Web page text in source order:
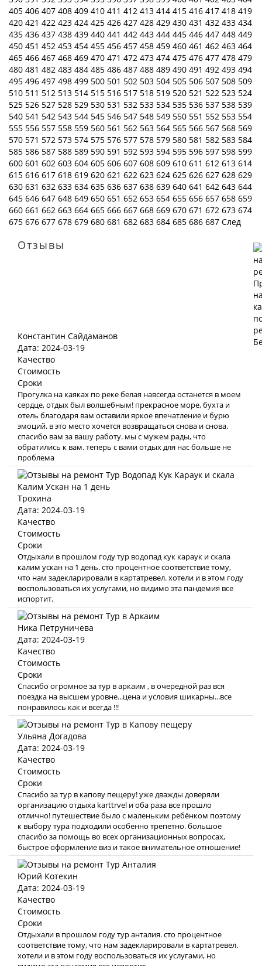
405 406 407 408 409 410 411 412 413 414 415 416 417 418 419
420 421 422 423 424 425 426 427 428 429 430 431 432 433 434
435 436 437 438 439 440 441 442 443 444 445 446 447 448 449
450 451 452 453 454 455 456 457 458 459 460 461 462 463 464
465 466 467 468 469 470 471 472 473 474 475 476 477 478 479
480 481 482 483 484 485 486 487 488 489 490 491 492 493 494
495 496 497 498 499 500 501 502 503 504 505 506 507 508 509
510 511 512 513 514 515 516 517 518 519 520 521 522 523 524
525 526 527 528 529 530 531 532 533 534 535 536 537 538 539
540 541 542 543 544 545 546 547 548 549 550 551 552 553 554
555 556 557 558 559 560 561 562 563 564 565 566 567 568 569
570 571 572 573 574 575 576 577 578 579 580 581 582 583 584
585 586 587 588 589 590 591 592 593 594 595 596 597 598 599
600 601 602 603 604 605 606 607 608 609 610 611 612 613 614
615 616 617 618 619 620 621 622 623 624 625 626 627 628 629
630 631 632 633 634 635 636 637 638 639 640 641 642 643 644
645 646 647 648 649 650 651 652 653 654 655 656 657 658 659
660 661 662 663 664 665 666 667 668 669 670 671 672 673 674
675 676 677 678 679 680 681 682 683 684 685 686 687 След
Отзывы
Константин Сайдаманов
Дата: 2024-03-19
Качество
Стоимость
Сроки
Прогулка на каяках по реке белая навсегда останется в моем
сердце, отдых был волшебным! прекрасное море, бухта и
отель благодаря вам оставили яркое впечатление и бурю
эмоций. в это место хочется возвращаться снова и снова.
спасибо вам за вашу работу. мы с мужем рады, что
обратились к вам. теперь с вами отдых для нас больше не
проблема
Трохина
Дата: 2024-03-19
Качество
Стоимость
Сроки
Отдыхали в прошлом году тур водопад кук караук и скала
калим ускан на 1 день. сто процентное соответствие тому,
что нам задекларировали в картатревел. хотели и в этом году
воспользоваться их услугами, но видимо эта пандемия все
испортит.
Ника Петруничева
Дата: 2024-03-19
Качество
Стоимость
Сроки
Спасибо огромное за тур в аркаим , в очередной раз вся
поездка на высшем уровне...цена и условия шикарны...все
понравилось как и всегда !!!
Ульяна Догадова
Дата: 2024-03-19
Качество
Стоимость
Сроки
Спасибо за тур в капову пещеру! уже дважды доверяли
организацию отдыха karttrvel и оба раза все прошло
отлично! путешествие было с маленьким ребёнком поэтому
к выбору тура подходили особенно трепетно. большое
спасибо за помощь во всех организационных вопросах,
быстрое оформление виз и такое внимательное отношение!
Юрий Котекин
Дата: 2024-03-19
Качество
Стоимость
Сроки
Отдыхали в прошлом году тур анталия. сто процентное
соответствие тому, что нам задекларировали в картатревел.
хотели и в этом году воспользоваться их услугами, но